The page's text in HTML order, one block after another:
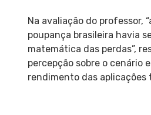
Na avaliação do professor,
poupança brasileira havia
matemática das perdas”,
percepção sobre o cenário
rendimento das aplicações